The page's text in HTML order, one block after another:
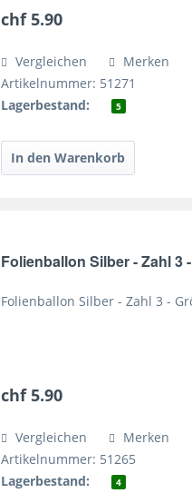
chf 5.90
Vergleichen
Merken
Artikelnummer: 51271
Lagerbestand:
5
Folienballon Silber - Zahl 3
Folienballon Silber - Zahl 3 -
chf 5.90
Vergleichen
Merken
Artikelnummer: 51265
Lagerbestand:
4